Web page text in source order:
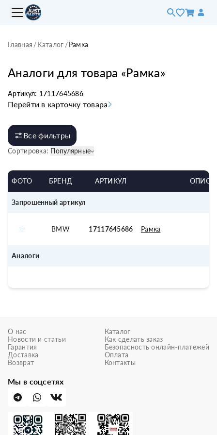
Главная /Каталог /Рамка
Аналоги для товара «Рамка»
Артикул: 17117645686
Перейти в карточку товара
Все фильтры
Сортировка: Популярные
ФОТО БРЕНД АРТИКУЛ
Запрошенный артикул
BMW 17117645686 Рамка
Аналоги
О нас
Новости и статьи
Гарантия
Доставка
Возврат
Каталог
Как сделать заказ
Безопасность онлайн-платежей
Оплата
Контакты
Мы в соцсетях